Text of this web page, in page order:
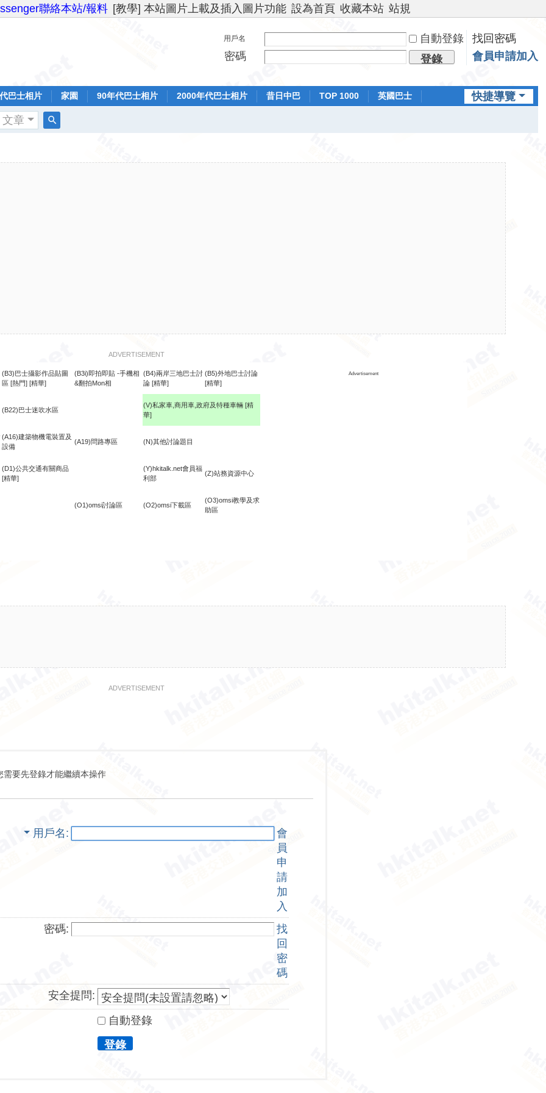
聯絡本站/報料 [教學] 本站圖片上載及插入圖片功能 設為首頁 收藏本站 站規
用戶名 自動登錄
找回密碼
密碼
登錄 會員申請加入
快捷導覽
巴士相片 家園 90年代巴士相片 2000年代巴士相片 昔日中巴 TOP 1000
英國巴士
文章
ADVERTISEMENT
(B3)巴士攝影作品貼圖
區 [熱門] [精華]
(B3i)即拍即貼 -手機相
&翻拍Mon相
(B4)兩岸三地巴士討
論 [精華]
(B5)外地巴士討論
[精華]
Advertisement
(B22)巴士迷吹水區
(V)私家車,商用車,政府及特種車輛 [精
華]
(A16)建築物機電裝置及
設備
(A19)問路專區 (N)其他討論題目
(D1)公共交通有關商品
[精華]
(Y)hkitalk.net會員福
利部
(Z)站務資源中心
(O1)omsi討論區 (O2)omsi下載區
(O3)omsi教學及求
助區
ADVERTISEMENT
需要先登錄才能繼續本操作
用戶名
會
員
申
請
加
入
密碼:
找
回
密
碼
安全提問:
自動登錄
登錄